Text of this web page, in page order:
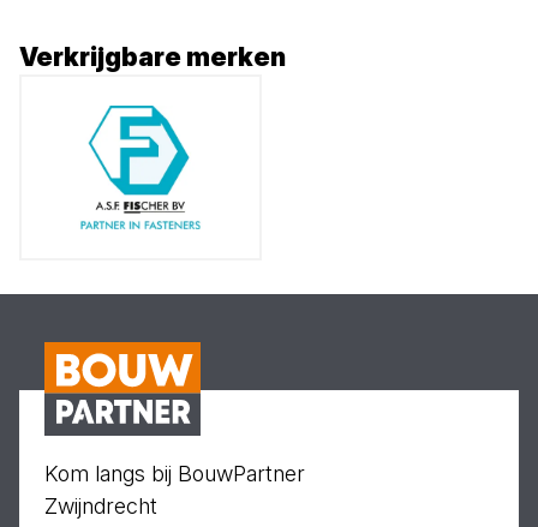
Verkrijgbare merken
Kom langs bij BouwPartner
Zwijndrecht